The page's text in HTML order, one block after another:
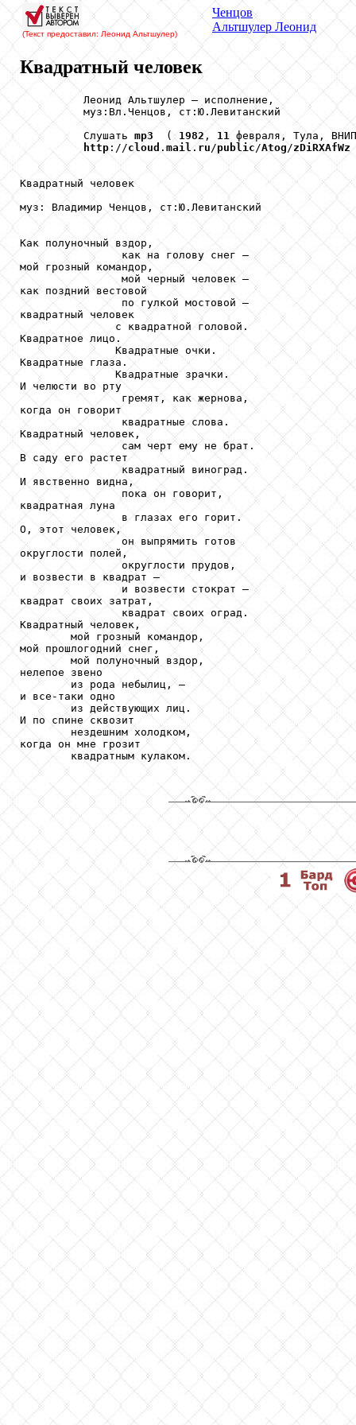
(Текст предоставил: Леонид Альтшулер)
Ченцов
Альтшулер Леонид
Квадратный человек
          Леонид Альтшулер – исполнение,
          муз:Вл.Ченцов, ст:Ю.Левитанский
          Слушать
mp3
  (
1982 , 11
февраля, Тула,
http ://cloud . mail . ru /public /Atog /zDiRXAfWz
Квадратный человек
муз: Владимир Ченцов, ст:Ю.Левитанский
Как полуночный вздор,
                как на голову снег —
мой грозный командор,
                мой черный человек —
как поздний вестовой
                по гулкой мостовой —
квадратный человек
               с квадратной головой.
Квадратное лицо.
               Квадратные очки.
Квадратные глаза.
               Квадратные зрачки.
И челюсти во рту
                гремят, как жернова,
когда он говорит
                квадратные слова.
Квадратный человек,
                сам черт ему не брат.
В саду его растет
                квадратный виноград.
И явственно видна,
                пока он говорит,
квадратная луна
                в глазах его горит.
О, этот человек,
                он выпрямить готов
округлости полей,
                округлости прудов,
и возвести в квадрат —
                и возвести стократ —
квадрат своих затрат,
                квадрат своих оград.
Квадратный человек,
        мой грозный командор,
мой прошлогодний снег,
        мой полуночный вздор,
нелепое звено
        из рода небылиц, —
и все-таки одно
        из действующих лиц.
И по спине сквозит
        нездешним холодком,
когда он мне грозит
        квадратным кулаком.